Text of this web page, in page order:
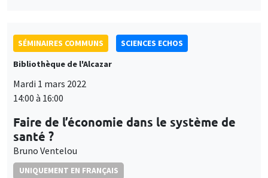
SÉMINAIRES COMMUNS
SCIENCES ECHOS
Bibliothèque de l'Alcazar
Mardi 1 mars 2022
14:00 à 16:00
Faire de l’économie dans le système de
santé ?
Bruno Ventelou
UNIQUEMENT EN FRANÇAIS